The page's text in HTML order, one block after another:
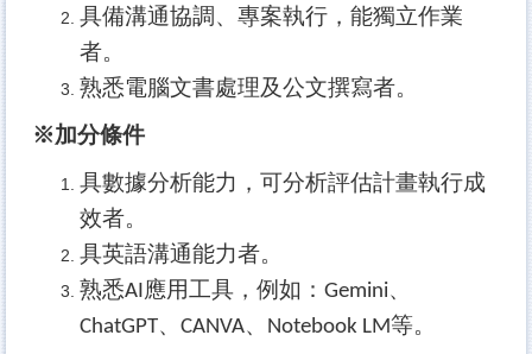
具備溝通協調、專案執行，能獨立作業
者。
熟悉電腦文書處理及公文撰寫者。
※加分條件
具數據分析能力，可分析評估計畫執行成
效者。
具英語溝通能力者。
熟悉AI應用工具，例如： Gemini、
ChatGPT、 CANVA、 Notebook LM等。